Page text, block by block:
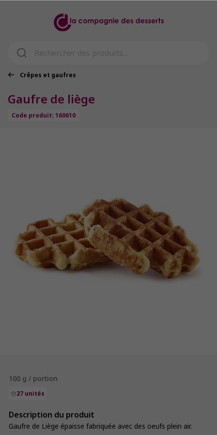
Crêpes et gaufres
Gaufre de liège
Code produit: 160610
100 g / portion
27 unités
Description du produit
Gaufre de Liège épaisse fabriquée avec des oeufs plein air.